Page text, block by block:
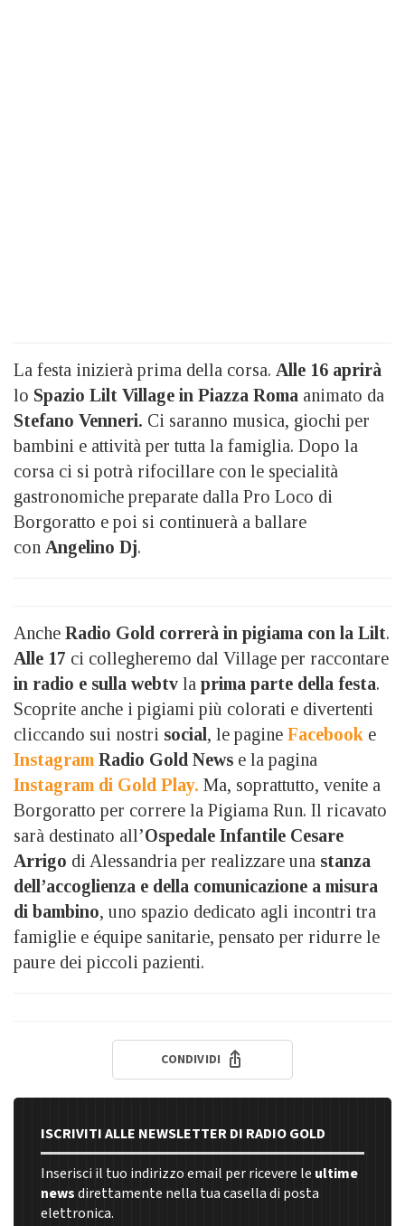
La festa inizierà prima della corsa. Alle 16 aprirà
lo Spazio Lilt Village in Piazza Roma animato da
Stefano Venneri. Ci saranno musica, giochi per
bambini e attività per tutta la famiglia. Dopo la
corsa ci si potrà rifocillare con le specialità
gastronomiche preparate dalla Pro Loco di
Borgoratto e poi si continuerà a ballare
con Angelino Dj.
Anche Radio Gold correrà in pigiama con la Lilt.
Alle 17 ci collegheremo dal Village per raccontare
in radio e sulla webtv la prima parte della festa.
Scoprite anche i pigiami più colorati e divertenti
cliccando sui nostri social , le pagine Facebook e
Instagram Radio Gold News e la pagina
Instagram di Gold Play. Ma, soprattutto, venite a
Borgoratto per correre la Pigiama Run. Il ricavato
sarà destinato all’Ospedale Infantile Cesare
Arrigo di Alessandria per realizzare una stanza
dell’accoglienza e della comunicazione a misura
di bambino, uno spazio dedicato agli incontri tra
famiglie e équipe sanitarie, pensato per ridurre le
paure dei piccoli pazienti.
CONDIVIDI
ISCRIVITI ALLE NEWSLETTER DI RADIO GOLD
Inserisci il tuo indirizzo email per ricevere le ultime
newsdirettamente nella tua casella di posta
elettronica.